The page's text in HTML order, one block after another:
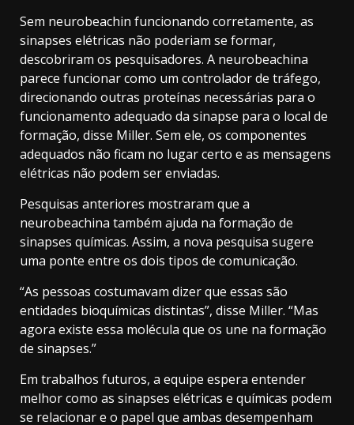
Sem neurobeachin funcionando corretamente, as
sinapses elétricas não poderiam se formar,
descobriram os pesquisadores. A neurobeachina
parece funcionar como um controlador de tráfego,
direcionando outras proteínas necessárias para o
funcionamento adequado da sinapse para o local de
formação, disse Miller. Sem ele, os componentes
adequados não ficam no lugar certo e as mensagens
elétricas não podem ser enviadas.
Pesquisas anteriores mostraram que a
neurobeachina também ajuda na formação de
sinapses químicas. Assim, a nova pesquisa sugere
uma ponte entre os dois tipos de comunicação.
“As pessoas costumavam dizer que essas são
entidades bioquímicas distintas”, disse Miller. “Mas
agora existe essa molécula que os une na formação
de sinapses.”
Em trabalhos futuros, a equipe espera entender
melhor como as sinapses elétricas e químicas podem
se relacionar e o papel que ambas desempenham